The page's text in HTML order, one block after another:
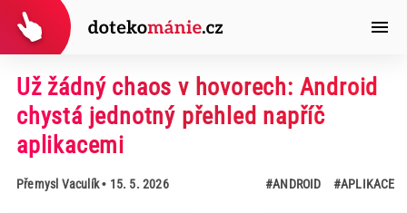
Už žádný chaos v hovorech: Android
chystá jednotný přehled napříč
aplikacemi
Přemysl Vaculík• 15. 5. 2026 #ANDROID #APLIKACE